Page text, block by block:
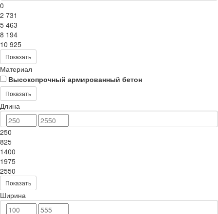
0
2 731
5 463
8 194
10 925
Показать
Материал
Высокопрочный армированный бетон
Показать
Длина
250
825
1400
1975
2550
Показать
Ширина